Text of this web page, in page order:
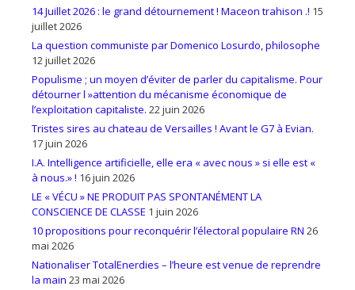
14 Juillet 2026 : le grand détournement ! Maceon trahison .! 15
juillet 2026
La question communiste par Domenico Losurdo, philosophe
12 juillet 2026
Populisme ; un moyen d’éviter de parler du capitalisme. Pour
détourner l »attention du mécanisme économique de
l’exploitation capitaliste. 22 juin 2026
Tristes sires au chateau de Versailles ! Avant le G7 à Evian.
17 juin 2026
I.A. Intelligence artificielle, elle era « avec nous » si elle est «
à nous.» ! 16 juin 2026
LE « VÉCU » NE PRODUIT PAS SPONTANÉMENT LA
CONSCIENCE DE CLASSE 1 juin 2026
10 propositions pour reconquérir l’électoral populaire RN 26
mai 2026
Nationaliser TotalEnerdies – l’heure est venue de reprendre
la main 23 mai 2026